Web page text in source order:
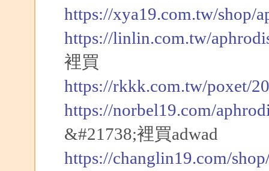
https://xya19.com.tw/shop/
https://linlin.com.tw/
裡買
https://rkkk.com.tw/poxet/
https://norbel19.com/
&#21738;裡買adwad
https://changlin19.com/